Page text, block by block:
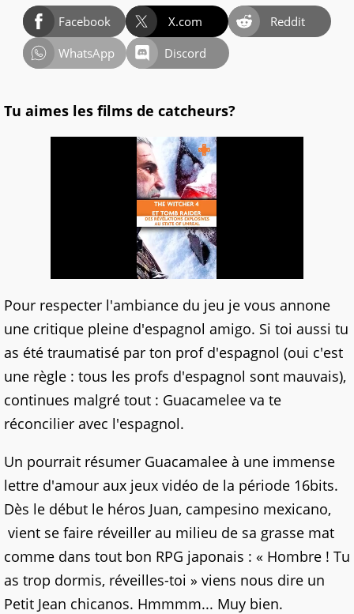
Facebook X.com
Reddit
WhatsApp
Discord
Tu aimes les films de catcheurs?
Pour respecter l'ambiance du jeu je vous annone
une critique pleine d'espagnol amigo. Si toi aussi tu
as été traumatisé par ton prof d'espagnol (oui c'est
une règle : tous les profs d'espagnol sont mauvais),
continues malgré tout : Guacamelee va te
réconcilier avec l'espagnol.
Un pourrait résumer Guacamalee à une immense
lettre d'amour aux jeux vidéo de la période 16bits.
Dès le début le héros Juan, campesino mexicano,
vient se faire réveiller au milieu de sa grasse mat
comme dans tout bon RPG japonais : « Hombre ! Tu
as trop dormis, réveilles-toi » viens nous dire un
Petit Jean chicanos. Hmmmm... Muy bien.